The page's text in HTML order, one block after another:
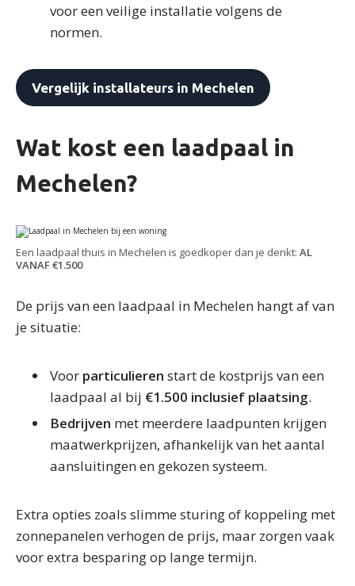
voor een veilige installatie volgens de
normen.
Vergelijk installateurs in Mechelen
Wat kost een laadpaal in
Mechelen?
Een laadpaal thuis in Mechelen is goedkoper dan je denkt: AL
VANAF €1.500
De prijs van een laadpaal in Mechelen hangt af van
je situatie:
Voor particulieren start de kostprijs van een
laadpaal al bij €1.500 inclusief plaatsing.
Bedrijven met meerdere laadpunten krijgen
maatwerkprijzen, afhankelijk van het aantal
aansluitingen en gekozen systeem.
Extra opties zoals slimme sturing of koppeling met
zonnepanelen verhogen de prijs, maar zorgen vaak
voor extra besparing op lange termijn.